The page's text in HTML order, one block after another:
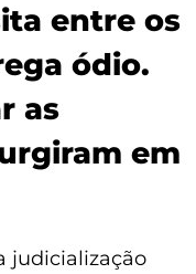
entre os
ódio.
as
em
judicialização